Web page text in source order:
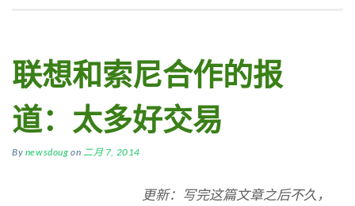
联想和索尼合作的报
道：太多好交易
By newsdoug on 二月 7, 2014
更新：写完这篇文章之后不久，